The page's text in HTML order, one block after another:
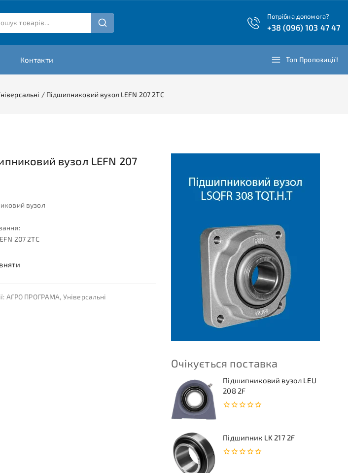
Потрібна допомога?
+38 (096) 103 47 47
Контакти Топ Пропозиції!
/ Підшипниковий вузол LEFN 207 2TC
Очікується поставка
Підшипниковий вузол LEU
208 2F
Підшипник LK 217 2F
вузол LEFN 207
вузол
207 2TC
АГРО ПРОГРАМА, Універсальні